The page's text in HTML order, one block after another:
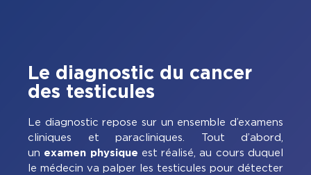
Le diagnostic du cancer
des testicules
Le diagnostic repose sur un ensemble d’examens
cliniques et paracliniques. Tout d’abord,
un examen physique est réalisé, au cours duquel
le médecin va palper les testicules pour détecter